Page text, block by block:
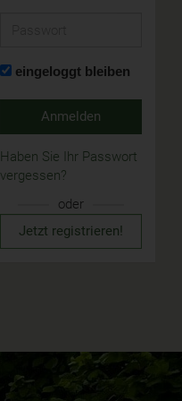
eingeloggt bleiben
Anmelden
Haben Sie Ihr Passwort
vergessen?
oder
Jetzt registrieren!